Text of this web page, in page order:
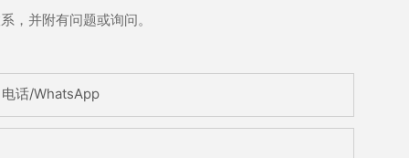
，并附有问题或询问。
电话/WhatsApp